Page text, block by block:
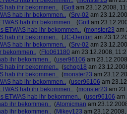
hab ihr bekommen.. (Gott am 23.12.2008,
hab ihr bekommen.. (Srv-02 am
hab ihr bekommen.. (Gott am
ETWAS hab ihr bekommen.. (monster23 am
hab ihr bekommen.. (JC-Denton am
hab ihr bekommen.. (Srv-02 am
bekommen.. (Flo061180 am 23.12.2008,
ihr bekommen.. (user96106 am
hab ihr bekommen.. (schop18 am
hab ihr bekommen.. (monster23 am
hab ihr bekommen.. (user96106 am
hab ihr bekommen.. (monster23 am
ETWAS hab ihr bekommen.. (user96106 am
ihr bekommen.. (Atomicman am
ihr bekommen.. (Mikey123 am